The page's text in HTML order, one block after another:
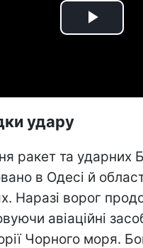
Play
удару
ракет та ударних
в Одесі й
Наразі ворог
авіаційні
Чорного моря.